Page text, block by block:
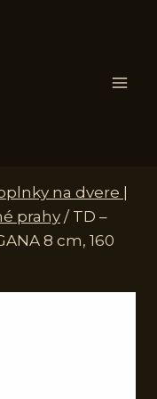
na dvere |
prahy / TD –
8 cm, 160